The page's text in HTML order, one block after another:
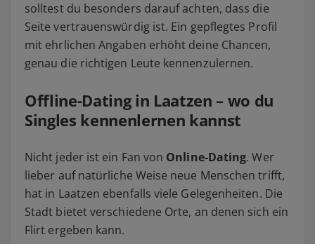
solltest du besonders darauf achten, dass die
Seite vertrauenswürdig ist. Ein gepflegtes Profil
mit ehrlichen Angaben erhöht deine Chancen,
genau die richtigen Leute kennenzulernen.
Offline-Dating in Laatzen – wo du
Singles kennenlernen kannst
Nicht jeder ist ein Fan von Online-Dating. Wer
lieber auf natürliche Weise neue Menschen trifft,
hat in Laatzen ebenfalls viele Gelegenheiten. Die
Stadt bietet verschiedene Orte, an denen sich ein
Flirt ergeben kann.